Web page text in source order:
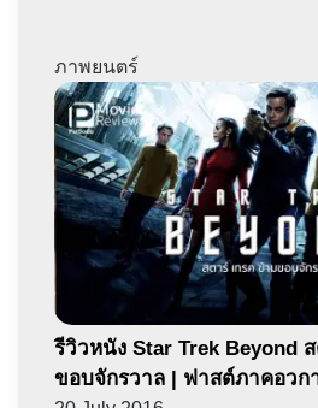
ภาพยนตร์
รีวิวหนัง Star Trek Beyond
ขอบจักรวาล | ฟาสต์ภาคอวก